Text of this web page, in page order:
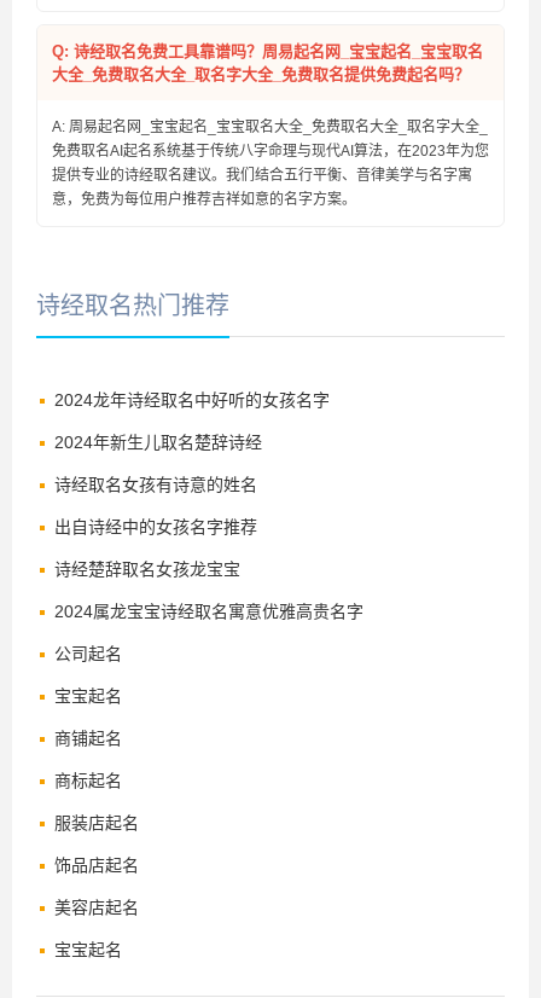
Q: 诗经取名免费工具靠谱吗？周易起名网_宝宝起名_宝宝取名
大全_免费取名大全_取名字大全_免费取名提供免费起名吗？
A: 周易起名网_宝宝起名_宝宝取名大全_免费取名大全_取名字大全_
免费取名AI起名系统基于传统八字命理与现代AI算法，在2023年为您
提供专业的诗经取名建议。我们结合五行平衡、音律美学与名字寓
意，免费为每位用户推荐吉祥如意的名字方案。
诗经取名热门推荐
2024龙年诗经取名中好听的女孩名字
2024年新生儿取名楚辞诗经
诗经取名女孩有诗意的姓名
出自诗经中的女孩名字推荐
诗经楚辞取名女孩龙宝宝
2024属龙宝宝诗经取名寓意优雅高贵名字
公司起名
宝宝起名
商铺起名
商标起名
服装店起名
饰品店起名
美容店起名
宝宝起名